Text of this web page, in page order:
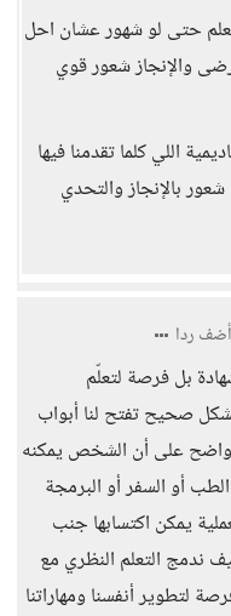
حتى لو شهور عشان احل
والإنجاز شعور قوي
اللي كلما تقدمنا فيها
بالإنجاز والتحدي
أضف ردا
بل فرصة لتعلّم
صحيح تفتح لنا أبواب
على أن الشخص يمكنه
أو السفر أو البرمجة
يمكن اكتسابها جنب
ندمج التعلم النظري مع
لتطوير أنفسنا ومهاراتنا